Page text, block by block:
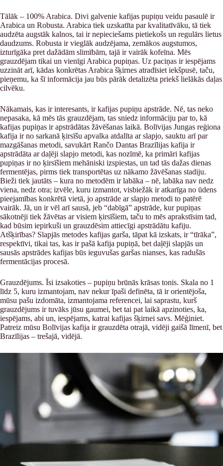
Tālāk – 100% Arabica. Divi galvenie kafijas pupiņu veidu pasaulē ir
Arabica un Robusta. Arabica tiek uzskatīta par kvalitatīvāku, tā tiek
audzēta augstāk kalnos, tai ir nepieciešams pietiekošs un regulārs lietus
daudzums. Robusta ir vieglāk audzējama, zemākos augstumos,
izturīgāka pret dažādām slimībām, tajā ir vairāk kofeīna. Mēs
grauzdējam tikai un vienīgi Arabica pupiņas. Uz paciņas ir iespējams
uzzināt arī, kādas konkrētas Arabica šķirnes atradīsiet iekšpusē, taču,
pieņemu, ka šī informācija jau būs pārāk detalizēta priekš lielākās daļas
cilvēku.
Nākamais, kas ir interesants, ir kafijas pupiņu apstrāde. Nē, tas neko
nepasaka, kā mēs tās grauzdējam, tas sniedz informāciju par to, kā
kafijas pupiņas ir apstrādātas žāvēšanas laikā. Bolīvijas Jungas reģiona
kafija ir no sarkanā ķirsīšu apvalka atdalīta ar slapjo, sauktu arī par
mazgāšanas metodi, savukārt Rančo Dantas Brazīlijas kafija ir
apstrādāta ar daļēji slapjo metodi, kas nozīmē, ka primāri kafijas
pupiņas ir no ķirsīšiem mehāniski izspiestas, un tad tās dažas dienas
fermentējas, pirms tiek transportētas uz nākamo žāvēšanas stadiju.
Bieži tiek jautāts – kura no metodēm ir labāka – nē, labāka nav nedz
viena, nedz otra; izvēle, kuru izmantot, visbiežāk ir atkarīga no ūdens
pieejamības konkrētā vietā, jo apstrāde ar slapjo metodi to patērē
vairāk. Jā, un ir vēl arī sausā, jeb “dabīgā” apstrāde, kur pupiņas
sākotnēji tiek žāvētas ar visiem ķirsīšiem, taču to mēs aprakstīsim tad,
kad būsim iepirkuši un grauzdēsim attiecīgi apstrādātu kafiju.
Atšķirības? Slapjās metodes kafijas garša, tāpat kā izskats, ir “tīrāka”,
respektīvi, tikai tas, kas ir pašā kafija pupiņā, bet daļēji slapjās un
sausās apstrādes kafijas būs ieguvušas garšas nianses, kas radušās
fermentācijas procesā.
Grauzdējums. Īsi izsakoties – pupiņu brūnās krāsas tonis. Skala no 1
līdz 5, kuru izmantojam, nav nekur īpaši definēta, tā ir orientējoša,
mūsu pašu izdomāta, izmantojama referencei, lai saprastu, kurš
grauzdējums ir tuvāks jūsu gaumei, bet tai pat laikā apzinoties, ka,
iespējams, abi un, iespējams, katrai kafijas šķirnei savs. Mēģiniet.
Patreiz mūsu Bolīvijas kafija ir grauzdēta otrajā, vidēji gaišā līmenī, bet
Brazīlijas – trešajā, vidējā.